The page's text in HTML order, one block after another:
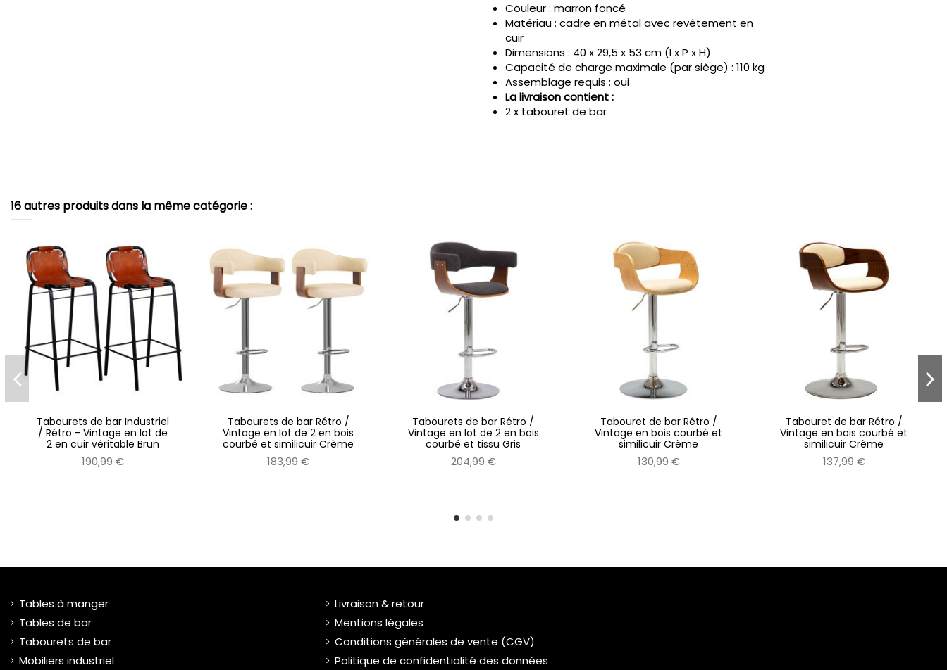
Couleur : marron foncé
Matériau : cadre en métal avec revêtement en
cuir
Dimensions : 40 x 29,5 x 53 cm (l x P x H)
Capacité de charge maximale (par siège) : 110 kg
Assemblage requis : oui
La livraison contient :
2 x tabouret de bar
16 autres produits dans la même catégorie :
Tabourets de bar Industriel
/ Rétro - Vintage en lot de
2 en cuir véritable Brun
190,99 €
Tabourets de bar Rétro /
Vintage en lot de 2 en bois
courbé et similicuir Crème
183,99 €
Tabourets de bar Rétro /
Vintage en lot de 2 en bois
courbé et tissu Gris
204,99 €
Tabouret de bar Rétro /
Vintage en bois courbé et
similicuir Crème
130,99 €
Tabouret de bar Rétro /
Vintage en bois courbé et
similicuir Crème
137,99 €
Tables à manger
Tables de bar
Tabourets de bar
Mobiliers industriel
Livraison & retour
Mentions légales
Conditions générales de vente (CGV)
Politique de confidentialité des données